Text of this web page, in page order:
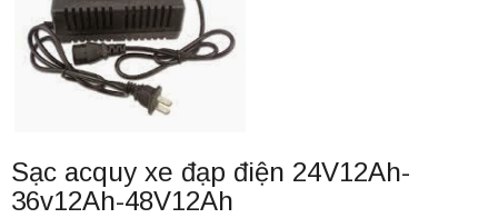
Sạc acquy xe đạp điện 24V12Ah-
36v12Ah-48V12Ah